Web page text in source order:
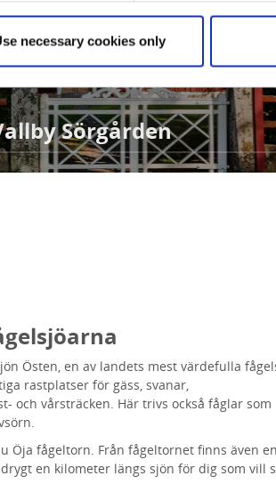
necessary cookies only
Sörgården
Östen, en av landets mest värdefulla
rastplatser för gäss, svanar,
och vårsträcken. Här trivs också fåglar som
Öja fågeltorn. Från fågeltornet finns även en
en kilometer längs sjön för dig som vill